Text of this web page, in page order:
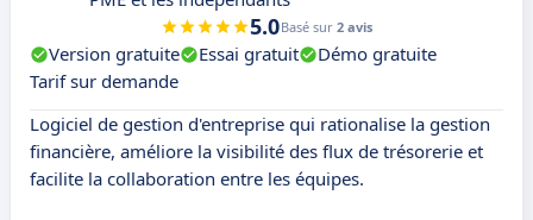
5.0Basé sur 2 avis
Version gratuite Essai gratuit
Démo gratuite
Tarif sur demande
Logiciel de gestion d'entreprise qui rationalise la gestion
financière, améliore la visibilité des flux de trésorerie et
facilite la collaboration entre les équipes.